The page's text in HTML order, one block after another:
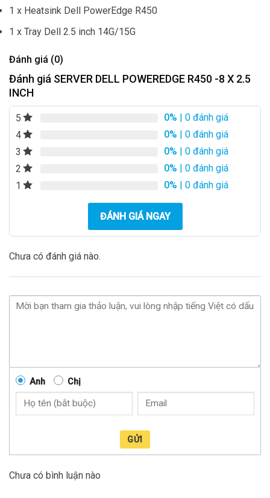
1 x Heatsink Dell PowerEdge R450
1 x Tray Dell 2.5 inch 14G/15G
Đánh giá (0)
Đánh giá SERVER DELL POWEREDGE R450 -8 X 2.5
INCH
5 0% | 0 đánh giá
4
0% | 0 đánh giá
3
0% | 0 đánh giá
2
0% | 0 đánh giá
1
0% | 0 đánh giá
ĐÁNH GIÁ NGAY
Chưa có đánh giá nào.
Anh Chị
GỬI
Chưa có bình luận nào